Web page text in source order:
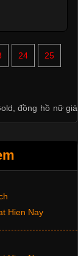
24 25
,đồng hồ nữ giá
sỉ